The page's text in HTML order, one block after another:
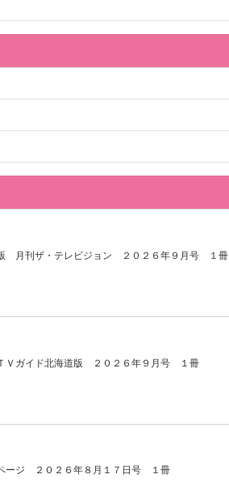
月刊ザ・テレビジョン ２０２６年９月号 １冊
Ｖガイド北海道版 ２０２６年９月号 １冊
ージ ２０２６年８月１７日号 １冊